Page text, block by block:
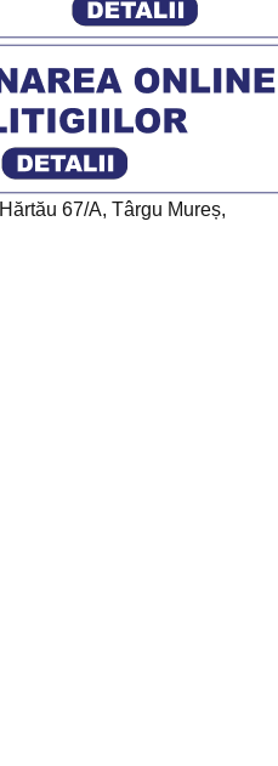
Hărtău 67/A, Târgu Mureș,